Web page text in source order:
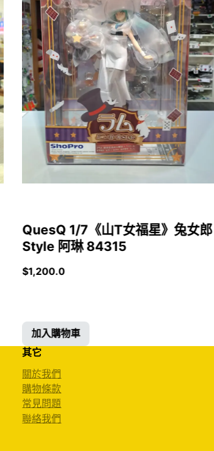
QuesQ 1/7《山T女福星》兔女郎
Style 阿琳 84315
$1,200.0
加入購物車
其它
關於我們
購物條款
常見問題
聯絡我們